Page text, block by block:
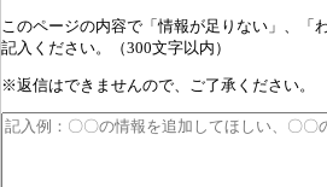
このページの内容で「情報が足りない」、「
記入ください。（300文字以内）
※返信はできませんので、ご了承ください。